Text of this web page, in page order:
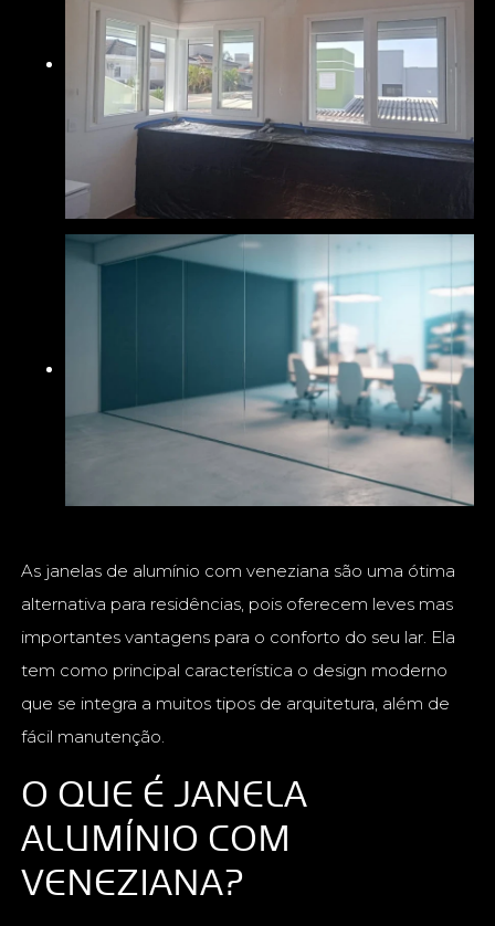
As janelas de alumínio com veneziana são uma ótima
alternativa para residências, pois oferecem leves mas
importantes vantagens para o conforto do seu lar. Ela
tem como principal característica o design moderno
que se integra a muitos tipos de arquitetura, além de
fácil manutenção.
O QUE É JANELA
ALUMÍNIO COM
VENEZIANA?